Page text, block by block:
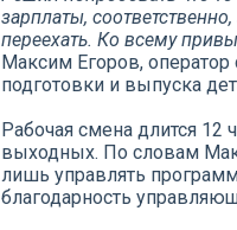
зарплаты,
переехать. Ко всему
Максим Егоров,
подготовки и выпуска
Рабочая смена длится 12
выходных. По словам
лишь управлять
благодарность